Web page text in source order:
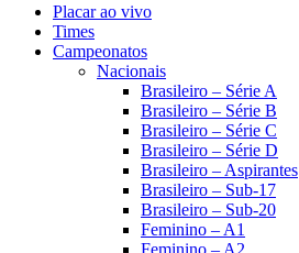
Placar ao vivo
Times
Campeonatos
Nacionais
Brasileiro – Série A
Brasileiro – Série B
Brasileiro – Série C
Brasileiro – Série D
Brasileiro – Aspirantes
Brasileiro – Sub-17
Brasileiro – Sub-20
Feminino – A1
Feminino – A2